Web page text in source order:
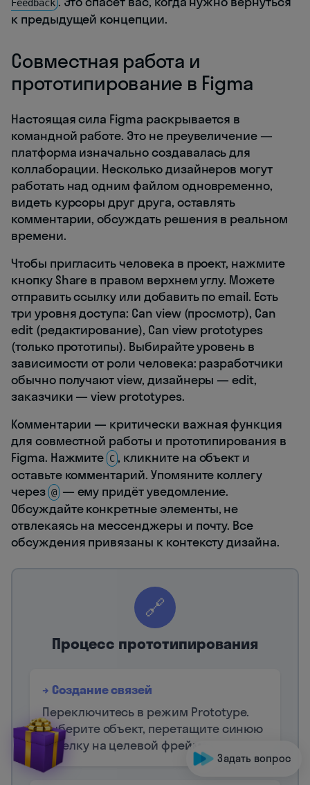
Feedback
к предыдущей концепции.
Совместная работа и
прототипирование в Figma
Настоящая сила Figma раскрывается в
командной работе. Это не преувеличение —
платформа изначально создавалась для
коллаборации. Несколько дизайнеров могут
работать над одним файлом одновременно,
видеть курсоры друг друга, оставлять
комментарии, обсуждать решения в реальном
времени.
Чтобы пригласить человека в проект, нажмите
кнопку Share в правом верхнем углу. Можете
отправить ссылку или добавить по email. Есть
три уровня доступа: Can view (просмотр), Can
edit (редактирование), Can view prototypes
(только прототипы). Выбирайте уровень в
зависимости от роли человека: разработчики
обычно получают view, дизайнеры — edit,
заказчики — view prototypes.
Комментарии — критически важная функция
для совместной работы и прототипирования в
Figma. Нажмите C , кликните на объект и
оставьте комментарий. Упомяните коллегу
через @ — ему придёт уведомление.
Обсуждайте конкретные элементы, не
отвлекаясь на мессенджеры и почту. Все
обсуждения привязаны к контексту дизайна.
🔗
Процесс прототипирования
→ Создание связей
Переключитесь в режим Prototype.
Выберите объект, перетащите синюю
стрелку на целевой фрейм.
Задать вопрос